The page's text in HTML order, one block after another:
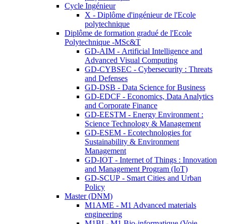
Cycle Ingénieur
X - Diplôme d'ingénieur de l'Ecole
polytechnique
Diplôme de formation gradué de l'Ecole
Polytechnique -MSc&T
GD-AIM - Artificial Intelligence and
Advanced Visual Computing
GD-CYBSEC - Cybersecurity : Threats
and Defenses
GD-DSB - Data Science for Business
GD-EDCF - Economics, Data Analytics
and Corporate Finance
GD-EESTM - Energy Environment :
Science Technology & Management
GD-ESEM - Ecotechnologies for
Sustainability & Environment
Management
GD-IOT - Internet of Things : Innovation
and Management Program (IoT)
GD-SCUP - Smart Cities and Urban
Policy
Master (DNM)
M1AME - M1 Advanced materials
engineering